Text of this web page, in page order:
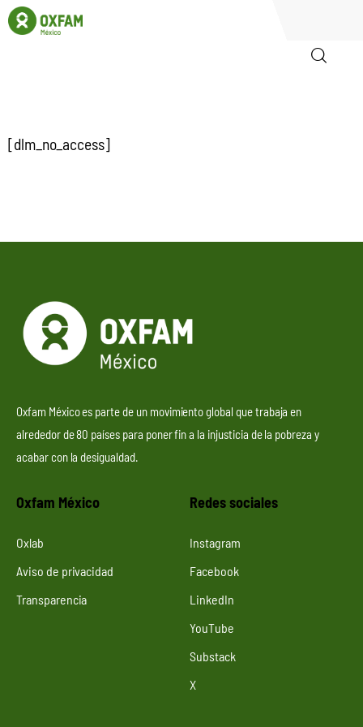
Quienes somos
Biblioteca
[dlm_no_access]
Oxfam México es parte de un movimiento global que trabaja en
alrededor de 80 países para poner fin a la injusticia de la pobreza y
acabar con la desigualdad.
Oxfam México
Oxlab
Aviso de privacidad
Transparencia
Redes sociales
Instagram
Facebook
LinkedIn
YouTube
Substack
X